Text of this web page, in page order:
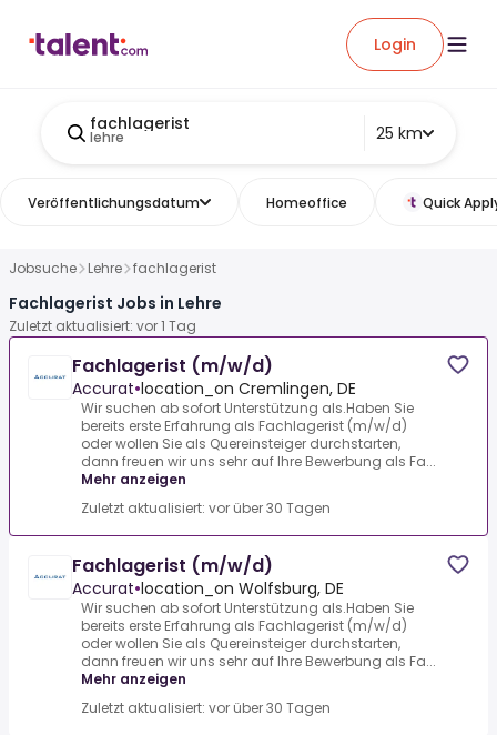
Login
fachlagerist
lehre 25 km
Veröffentlichungsdatum Homeoffice Quick
Jobsuche Lehre fachlagerist
Fachlagerist Jobs in Lehre
Zuletzt aktualisiert: vor 1 Tag
Fachlagerist (m/w/d)
Accurat•location_on Cremlingen, DE
Wir suchen ab sofort Unterstützung als.Haben Sie
bereits erste Erfahrung als Fachlagerist (m/w/d)
oder wollen Sie als Quereinsteiger durchstarten,
dann freuen wir uns sehr auf Ihre Bewerbung als Fa...
Mehr anzeigen
Zuletzt aktualisiert: vor über 30 Tagen
Fachlagerist (m/w/d)
Accurat•location_on Wolfsburg, DE
Wir suchen ab sofort Unterstützung als.Haben Sie
bereits erste Erfahrung als Fachlagerist (m/w/d)
oder wollen Sie als Quereinsteiger durchstarten,
dann freuen wir uns sehr auf Ihre Bewerbung als Fa...
Mehr anzeigen
Zuletzt aktualisiert: vor über 30 Tagen